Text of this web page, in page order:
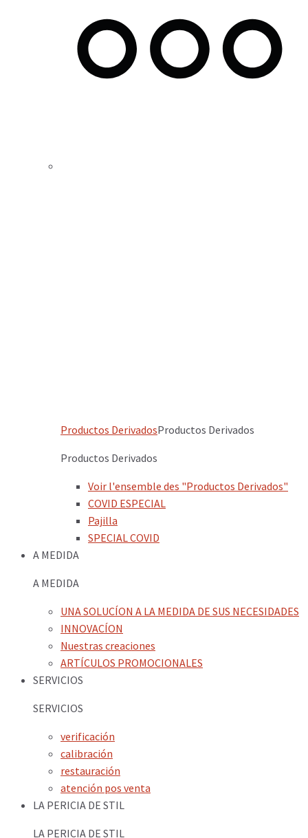
Productos DerivadosProductos Derivados
Productos Derivados
Voir l'ensemble des "Productos Derivados"
COVID ESPECIAL
Pajilla
SPECIAL COVID
A MEDIDA
A MEDIDA
UNA SOLUCÍON A LA MEDIDA DE SUS NECESIDADES
INNOVACÍON
Nuestras creaciones
ARTÍCULOS PROMOCIONALES
SERVICIOS
SERVICIOS
verificación
calibración
restauración
atención pos venta
LA PERICIA DE STIL
LA PERICIA DE STIL